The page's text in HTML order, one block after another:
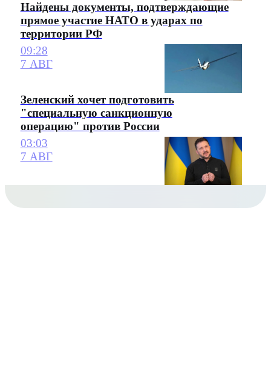
Найдены документы, подтверждающие
прямое участие НАТО в ударах по
территории РФ
09:28
7 АВГ
Зеленский хочет подготовить
"специальную санкционную
операцию" против России
03:03
7 АВГ